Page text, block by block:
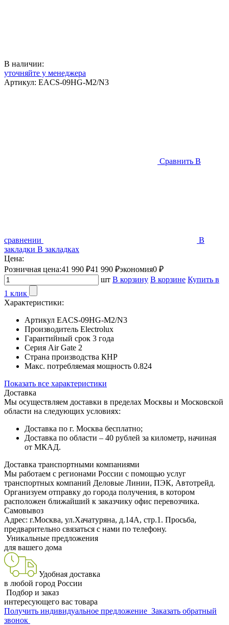
В наличии:
уточняйте у менеджера
Артикул: EACS-09HG-M2/N3
Сравнить В
сравнении
В
закладки В закладках
Цена:
Розничная цена:41 990 ₽41 990 ₽экономия0 ₽
шт В корзину В корзине Купить в
1 клик
Характеристики:
Артикул EACS-09HG-M2/N3
Производитель Electrolux
Гарантийный срок 3 года
Серия Air Gate 2
Страна производства КНР
Макс. потребляемая мощность 0.824
Показать все характеристики
Доставка
Мы осуществляем доставки в пределах Москвы и Московской
области на следующих условиях:
Доставка по г. Москва бесплатно;
Доставка по области – 40 рублей за километр, начиная
от МКАД.
Доставка транспортными компаниями
Мы работаем с регионами России с помощью услуг
транспортных компаний Деловые Линии, ПЭК, Автотрейд.
Организуем отправку до города получения, в котором
расположен ближайший к заказчику офис перевозчика.
Самовывоз
Адрес: г.Москва, ул.Хачатуряна, д.14А, стр.1. Просьба,
предварительно связаться с нами по телефону.
Уникальные предложения
для вашего дома
Удобная доставка
в любой город России
Подбор и заказ
интересующего вас товара
Получить индивидуальное предложение Заказать обратный
звонок